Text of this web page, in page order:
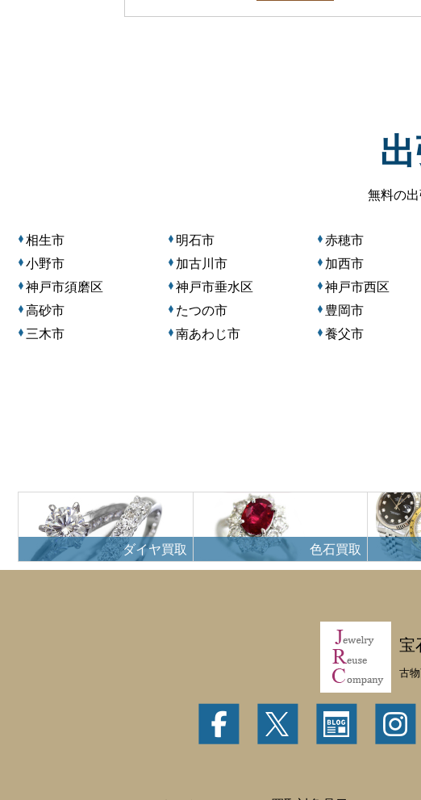
無料の
相生市 明石市 赤穂市
小野市
加古川市 加西市
神戸市須磨区
神戸市垂水区 神戸市西区
高砂市
たつの市 豊岡市
三木市
南あわじ市 養父市
ダイヤ買取 色石買取
宝
古